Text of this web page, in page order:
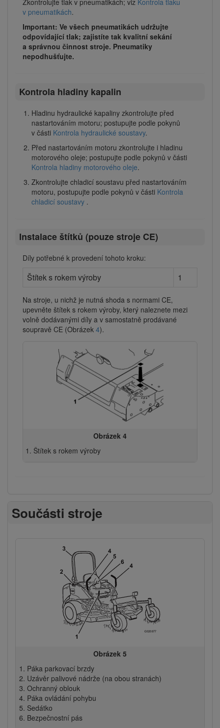
Zkontrolujte tlak v pneumatikách; viz Kontrola tlaku
v pneumatikách.
Important: Ve všech pneumatikách udržujte
odpovídající tlak; zajistíte tak kvalitní sekání
a správnou činnost stroje. Pneumatiky
nepodhušťujte.
Kontrola hladiny kapalin
Hladinu hydraulické kapaliny zkontrolujte před
nastartováním motoru; postupujte podle pokynů
v části Kontrola hydraulické soustavy.
Před nastartováním motoru zkontrolujte i hladinu
motorového oleje; postupujte podle pokynů v části
Kontrola hladiny motorového oleje.
Zkontrolujte chladicí soustavu před nastartováním
motoru, postupujte podle pokynů v části Kontrola
chladicí soustavy .
Instalace štítků (pouze stroje CE)
Díly potřebné k provedení tohoto kroku:
Štítek s rokem výroby 1
Na stroje, u nichž je nutná shoda s normami CE,
upevněte štítek s rokem výroby, který naleznete mezi
volně dodávanými díly a v samostatně prodávané
soupravě CE (Obrázek 4).
Obrázek 4
Štítek s rokem výroby
Součásti stroje
Obrázek 5
Páka parkovací brzdy
Uzávěr palivové nádrže (na obou stranách)
Ochranný oblouk
Páka ovládání pohybu
Sedátko
Bezpečnostní pás